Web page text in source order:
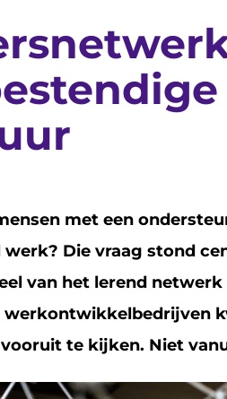
met een
Die vraag stond
van het lerend
werkontwikkelbedrijven
vooruit te kijken. Niet